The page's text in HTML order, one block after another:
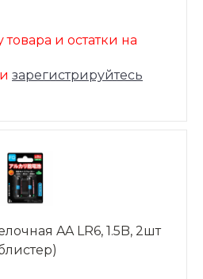
и остатки на
зарегистрируйтесь
AA LR6, 1.5B, 2шт